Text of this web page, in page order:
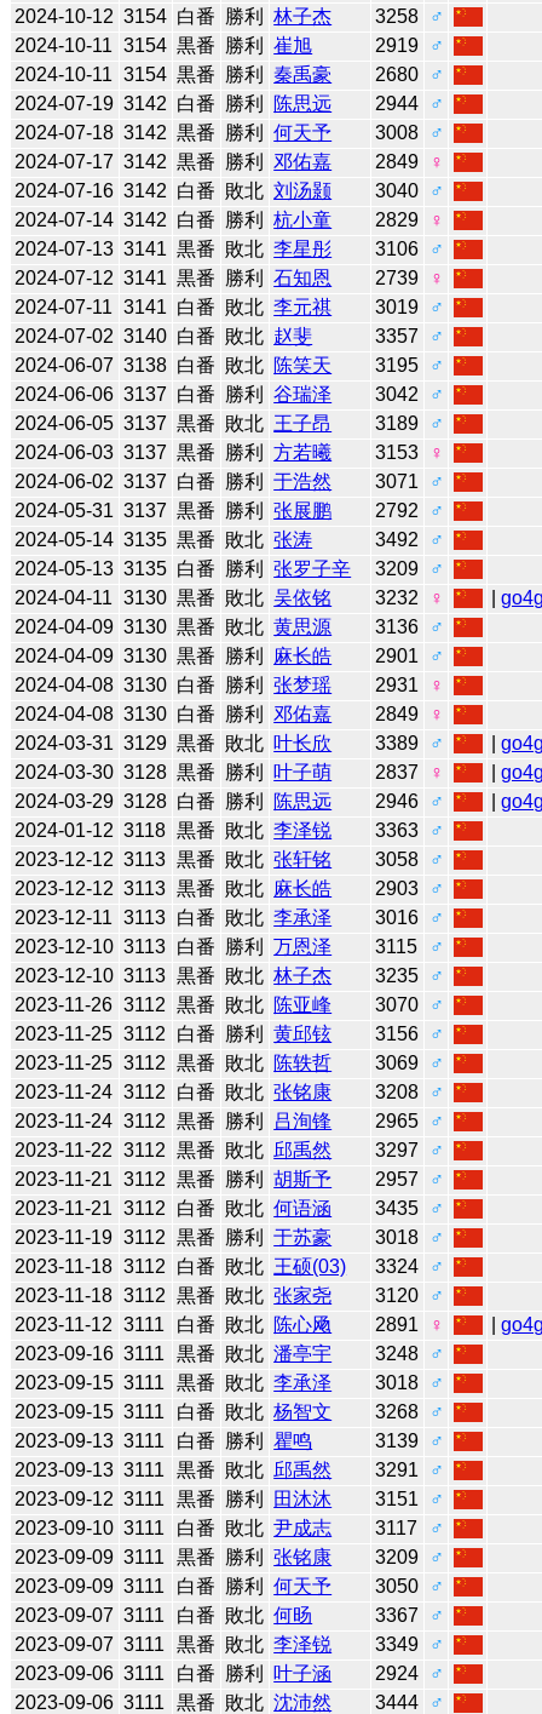
2024-10-12 3154 白番 勝利 林子杰 3258
♂
2024-10-11 3154 黒番 勝利 崔旭 2919
♂
2024-10-11 3154 黒番 勝利 秦禹豪 2680
♂
2024-07-19 3142 白番 勝利 陈思远 2944
♂
2024-07-18 3142 黒番 勝利 何天予 3008
♂
2024-07-17 3142 黒番 勝利 邓佑嘉 2849
♀
2024-07-16 3142 白番 敗北 刘汤颢 3040
♂
2024-07-14 3142 白番 勝利 杭小童 2829
♀
2024-07-13 3141 黒番 敗北 李星彤 3106
♂
2024-07-12 3141 黒番 勝利 石知恩 2739
♀
2024-07-11 3141 白番 敗北 李元祺 3019
♂
2024-07-02 3140 白番 敗北 赵斐 3357
♂
2024-06-07 3138 白番 敗北 陈笑天 3195
♂
2024-06-06 3137 白番 勝利 谷瑞泽 3042
♂
2024-06-05 3137 黒番 敗北 王子昂 3189
♂
2024-06-03 3137 黒番 勝利 方若曦 3153
♀
2024-06-02 3137 白番 勝利 于浩然 3071
♂
2024-05-31 3137 黒番 勝利 张展鹏 2792
♂
2024-05-14 3135 黒番 敗北 张涛 3492
♂
2024-05-13 3135 白番 勝利 张罗子辛 3209
♂
2024-04-11 3130 黒番 敗北 吴依铭 3232 ♀ |
2024-04-09 3130 黒番 敗北 黄思源 3136
♂
2024-04-09 3130 黒番 勝利 麻长皓 2901
♂
2024-04-08 3130 白番 勝利 张梦瑶 2931
♀
2024-04-08 3130 白番 勝利 邓佑嘉 2849
♀
2024-03-31 3129 黒番 敗北 叶长欣 3389 ♂ |
2024-03-30 3128 黒番 勝利 叶子萌 2837 ♀ |
2024-03-29 3128 白番 勝利 陈思远 2946 ♂ |
2024-01-12 3118 黒番 敗北 李泽锐 3363
♂
2023-12-12 3113 黒番 敗北 张轩铭 3058
♂
2023-12-12 3113 黒番 敗北 麻长皓 2903
♂
2023-12-11 3113 白番 敗北 李承泽 3016
♂
2023-12-10 3113 白番 勝利 万恩泽 3115
♂
2023-12-10 3113 黒番 敗北 林子杰 3235
♂
2023-11-26 3112 黒番 敗北 陈亚峰 3070
♂
2023-11-25 3112 白番 勝利 黄邱铉 3156
♂
2023-11-25 3112 黒番 敗北 陈轶哲 3069
♂
2023-11-24 3112 白番 敗北 张铭康 3208
♂
2023-11-24 3112 黒番 勝利 吕洵锋 2965
♂
2023-11-22 3112 黒番 敗北 邱禹然 3297
♂
2023-11-21 3112 黒番 勝利 胡斯予 2957
♂
2023-11-21 3112 白番 敗北 何语涵 3435
♂
2023-11-19 3112 黒番 勝利 于苏豪 3018
♂
2023-11-18 3112 白番 敗北 王硕(03) 3324
♂
2023-11-18 3112 黒番 敗北 张家尧 3120
♂
2023-11-12 3111 白番 敗北 陈心飏 2891 ♀ |
2023-09-16 3111 黒番 敗北 潘亭宇 3248
♂
2023-09-15 3111 黒番 敗北 李承泽 3018
♂
2023-09-15 3111 白番 敗北 杨智文 3268
♂
2023-09-13 3111 白番 勝利 瞿鸣 3139
♂
2023-09-13 3111 黒番 敗北 邱禹然 3291
♂
2023-09-12 3111 黒番 勝利 田沐沐 3151
♂
2023-09-10 3111 白番 敗北 尹成志 3117
♂
2023-09-09 3111 黒番 勝利 张铭康 3209
♂
2023-09-09 3111 白番 勝利 何天予 3050
♂
2023-09-07 3111 白番 敗北 何旸 3367
♂
2023-09-07 3111 黒番 敗北 李泽锐 3349
♂
2023-09-06 3111 白番 勝利 叶子涵 2924
♂
2023-09-06 3111 黒番 敗北 沈沛然 3444
♂